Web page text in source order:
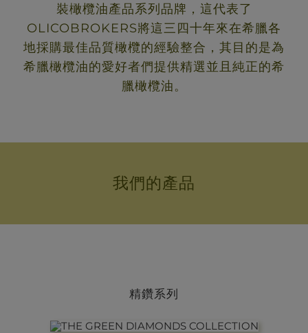
裝橄欖油產品系列品牌，這代表了
OLICOBROKERS將這三四十年來在希臘各
地採購最佳品質橄欖的經驗整合，其目的是為
希臘橄欖油的愛好者們提供精選並且純正的希
臘橄欖油。
我們的產品
精鑽系列